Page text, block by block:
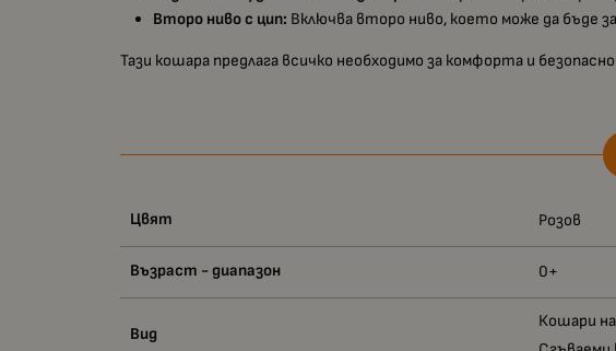
Второ ниво с цип: Включва второ ниво, което може да бъде
Тази кошара предлага всичко необходимо за комфорта и
Цвят Розов
Възраст - диапазон 0+
Вид
Кошари